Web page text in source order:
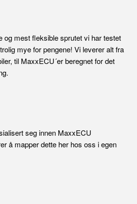
og mest fleksible sprutet vi har testet
mye for pengene! Vi leverer alt fra
til MaxxECU´er beregnet for det
seg innen MaxxECU
å mapper dette her hos oss i egen